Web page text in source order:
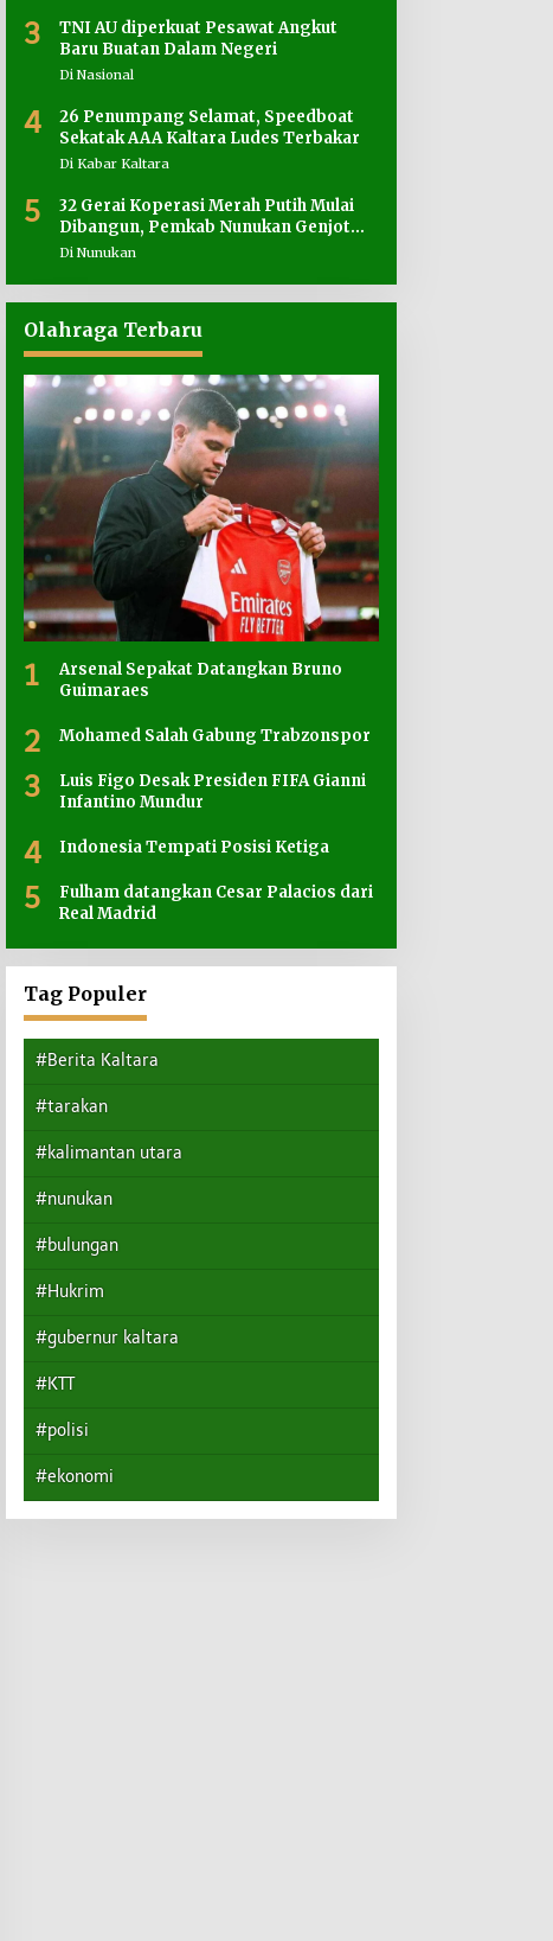
3
TNI AU diperkuat Pesawat Angkut
Baru Buatan Dalam Negeri
Di Nasional
4
26 Penumpang Selamat, Speedboat
Sekatak AAA Kaltara Ludes Terbakar
Di Kabar Kaltara
5
32 Gerai Koperasi Merah Putih Mulai
Dibangun, Pemkab Nunukan Genjot
Penyediaan Lahan
Di Nunukan
Olahraga Terbaru
1
Arsenal Sepakat Datangkan Bruno
Guimaraes
2 Mohamed Salah Gabung Trabzonspor
3
Luis Figo Desak Presiden FIFA Gianni
Infantino Mundur
4 Indonesia Tempati Posisi Ketiga
5
Fulham datangkan Cesar Palacios dari
Real Madrid
Tag Populer
#Berita Kaltara
#tarakan
#kalimantan utara
#nunukan
#bulungan
#Hukrim
#gubernur kaltara
#KTT
#polisi
#ekonomi